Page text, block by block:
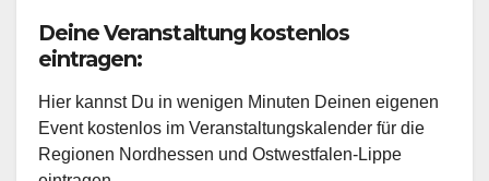
Deine Veranstaltung kostenlos
eintragen:
Hier kannst Du in wenigen Minuten Deinen eigenen
Event kostenlos im Veranstaltungskalender für die
Regionen Nordhessen und Ostwestfalen-Lippe